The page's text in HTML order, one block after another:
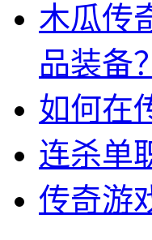
木瓜传
品装备？
如何在
连杀单
传奇游